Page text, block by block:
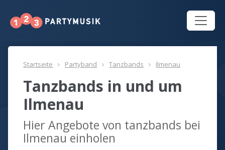
Startseite Partyband Tanzbands Ilmenau
Tanzbands in und um
Ilmenau
Hier Angebote von tanzbands bei
Ilmenau einholen